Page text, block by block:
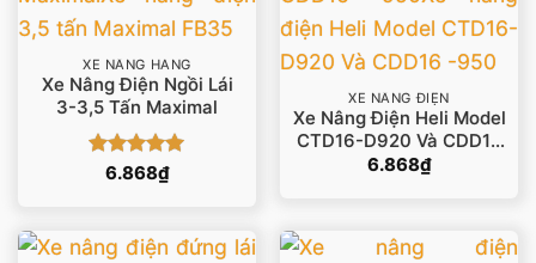
XE NÂNG HÀNG
Xe Nâng Điện Ngồi Lái
3-3,5 Tấn Maximal
Được xếp
6.868₫
XE NÂNG ĐIỆN
Xe Nâng Điện Heli Model
CTD16-D920 Và CDD16
-950
6.868₫